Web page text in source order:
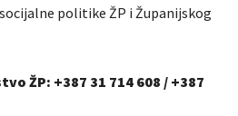
politike ŽP i Županijskog
ŽP: +387 31 714 608 / +387